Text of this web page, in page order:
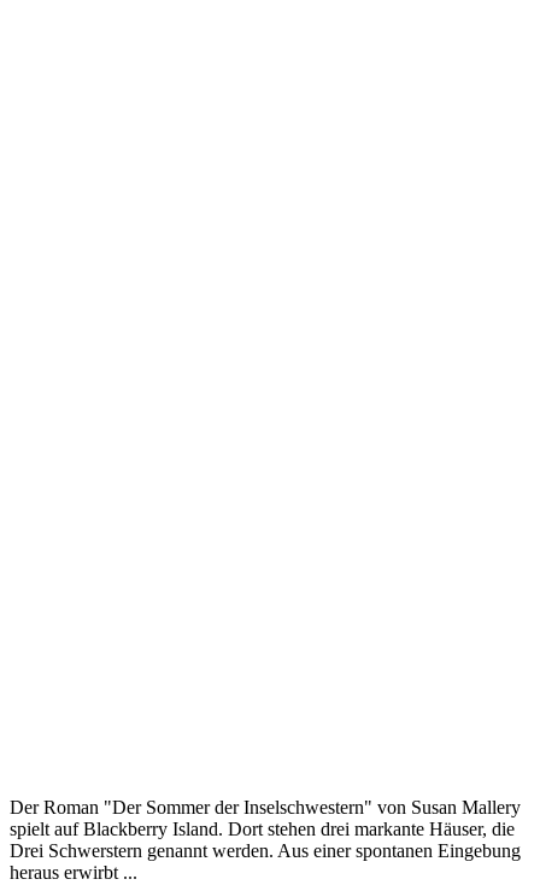
Der Roman "Der Sommer der Inselschwestern" von Susan Mallery
spielt auf Blackberry Island. Dort stehen drei markante Häuser, die
Drei Schwerstern genannt werden. Aus einer spontanen Eingebung
heraus erwirbt ...